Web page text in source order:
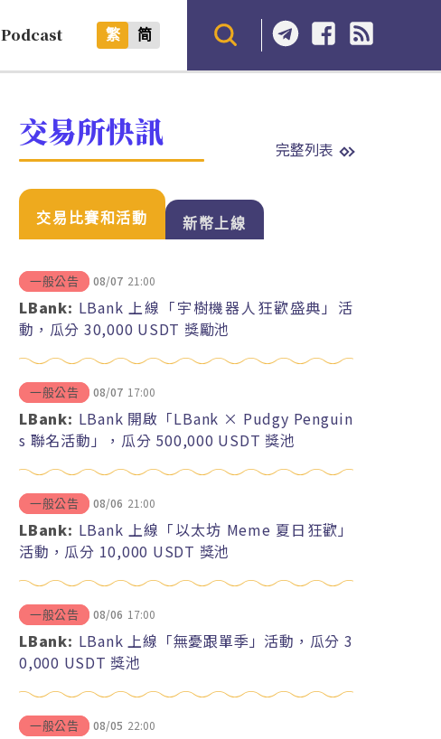
Podcast 繁 简
交易所快訊 完整列表
交易比賽和活動 新幣上線
一般公告 08/07 21:00
LBank: LBank 上線「宇樹機器人狂歡盛典」活
動，瓜分 30,000 USDT 獎勵池
一般公告 08/07 17:00
LBank: LBank 開啟「LBank × Pudgy Penguin
s 聯名活動」，瓜分 500,000 USDT 獎池
一般公告 08/06 21:00
LBank: LBank 上線「以太坊 Meme 夏日狂歡」
活動，瓜分 10,000 USDT 獎池
一般公告 08/06 17:00
LBank: LBank 上線「無憂跟單季」活動，瓜分 3
0,000 USDT 獎池
一般公告 08/05 22:00